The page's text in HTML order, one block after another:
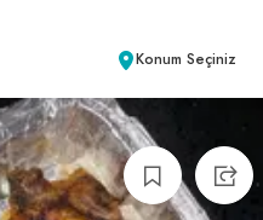
Konum Seçiniz